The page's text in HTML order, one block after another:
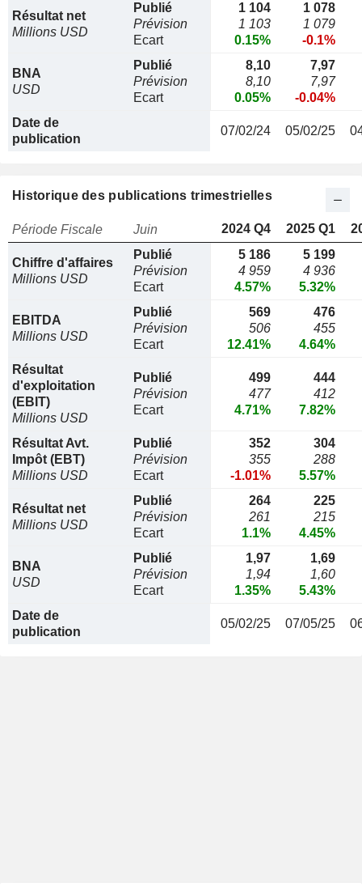
Résultat net
Millions USD
Publié
Prévision
Ecart
1 104
1 103
0.15%
1 078
1 079
-0.1%
BNA
USD
Publié
Prévision
Ecart
8,10
8,10
0.05%
7,97
7,97
-0.04%
Date de
publication
07/02/24 05/02/25
Historique des publications trimestrielles
Période Fiscale Juin 2024 Q4 2025 Q1
Chiffre d'affaires
Millions USD
Publié
Prévision
Ecart
5 186
4 959
4.57%
5 199
4 936
5.32%
EBITDA
Millions USD
Publié
Prévision
Ecart
569
506
12.41%
476
455
4.64%
Résultat
d'exploitation
(EBIT)
Millions USD
Publié
Prévision
Ecart
499
477
4.71%
444
412
7.82%
Résultat Avt.
Impôt (EBT)
Millions USD
Publié
Prévision
Ecart
352
355
-1.01%
304
288
5.57%
Résultat net
Millions USD
Publié
Prévision
Ecart
264
261
1.1%
225
215
4.45%
BNA
USD
Publié
Prévision
Ecart
1,97
1,94
1.35%
1,69
1,60
5.43%
Date de
publication
05/02/25 07/05/25